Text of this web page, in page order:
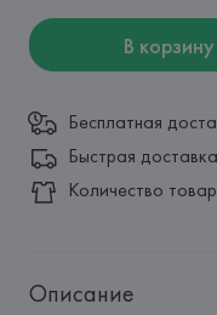
В корзину
Бесплатная
Быстрая
Количество
Описание